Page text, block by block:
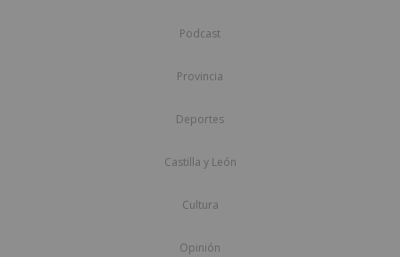
Podcast
Provincia
Deportes
Castilla y León
Cultura
Opinión